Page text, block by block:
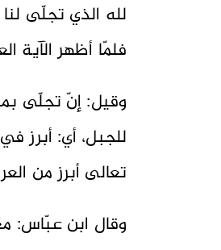
لله الذي تجلّى
فلمّا أظهر الآية
وقيل: إنّ تجلّى
للجبل، أي: أبرز
تعالى أبرز من
وقال ابن عبّاس: